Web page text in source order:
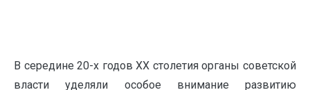
В середине 20-х годов XX столетия органы советской
власти уделяли особое внимание развитию